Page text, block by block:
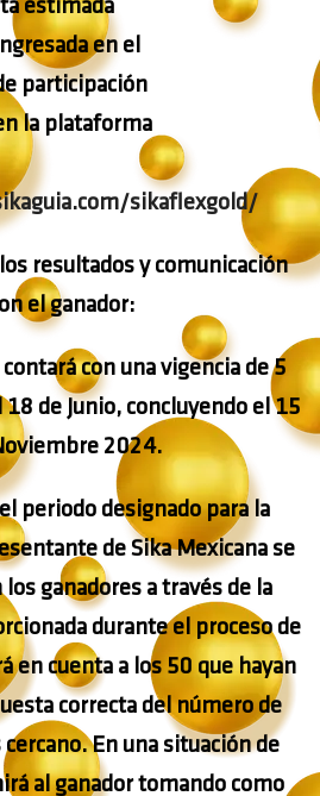
estimada
en el
participación
la plataforma
sikaflexgold/
resultados y comunicación
el ganador:
con una vigencia de 5
18 de Junio, concluyendo el15
2024.
periodo designado para la
de Sika Mexicana se
los ganadores a través de la
durante el proceso de
en cuenta a los 50 que hayan
correcta del número de
En una situación de
al ganador tomando como